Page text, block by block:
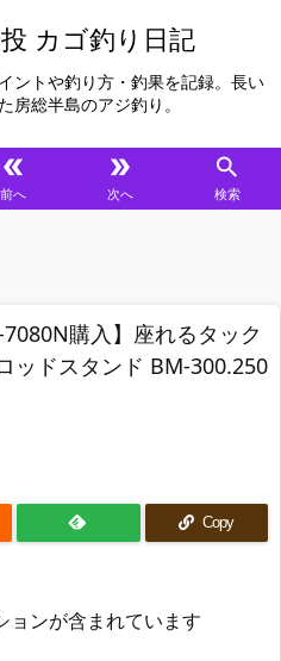
カゴ釣り日記
ントや釣り方・釣果を記録。長い
房総半島のアジ釣り。

前へ

次へ

検索
7080N購入】座れるタック
ドスタンド BM-300.250
Copy
ョンが含まれています